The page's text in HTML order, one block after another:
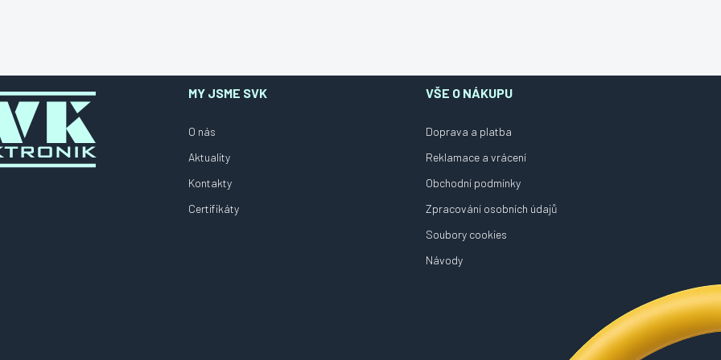
MY JSME SVK
O nás
Aktuality
Kontakty
Certifikáty
VŠE O NÁKUPU
Doprava a platba
Reklamace a vrácení
Obchodní podmínky
Zpracování osobních údajů
Soubory cookies
Návody